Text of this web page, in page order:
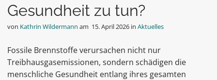
Gesundheit zu tun?
von Kathrin Wildermann am 15. April 2026 in Aktuelles
Fossile Brennstoffe verursachen nicht nur
Treibhausgasemissionen, sondern schädigen die
menschliche Gesundheit entlang ihres gesamten